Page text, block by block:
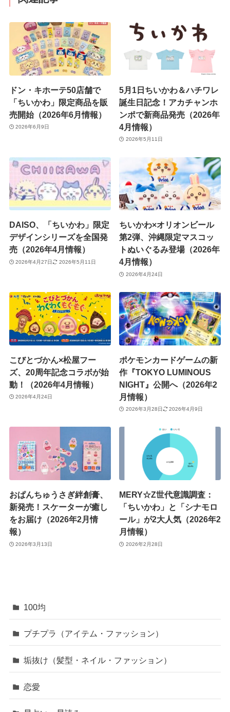
ドン・キホーテ50店舗で
「ちいかわ」限定商品を販
売開始（2026年6月情報）
2026年6月9日
5月1日ちいかわ＆ハチワレ
誕生日記念！アカチャンホ
ンポで新商品発売（2026年
4月情報）
2026年5月11日
DAISO、「ちいかわ」限定
デザインシリーズを全国発
売（2026年4月情報）
2026年4月27日 2026年5月11日
ちいかわ×オリオンビール
第2弾、沖縄限定マスコッ
トぬいぐるみ登場（2026年
4月情報）
2026年4月24日
こびとづかん×松屋フー
ズ、20周年記念コラボが始
動！（2026年4月情報）
2026年4月24日
ポケモンカードゲームの新
作『TOKYO LUMINOUS
NIGHT』公開へ（2026年2
月情報）
2026年3月28日 2026年4月9日
おぱんちゅうさぎ絆創膏、
新発売！スケーターが癒し
をお届け（2026年2月情
報）
2026年3月13日
MERY☆Z世代意識調査：
「ちいかわ」と「シナモロ
ール」が2大人気（2026年2
月情報）
2026年2月28日
100均
プチプラ（アイテム・ファッション）
垢抜け（髪型・ネイル・ファッション）
恋愛